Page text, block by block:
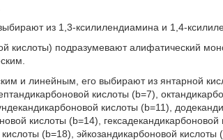
из 1,3-ксилилендиамина и 1,4-
кислоты) подразумевают алифатический
и линейным, его выбирают из янтарной
кислоты (b=7),
кислоты (b=11),
кислоты (b=14), гексадекандикарбоновой
(b=18), эйкозандикарбоновой кислоты